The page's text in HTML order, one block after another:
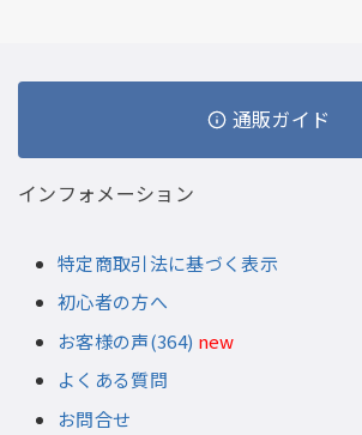
通販ガイド
インフォメーション
特定商取引法に基づく表示
初心者の方へ
お客様の声(364) new
よくある質問
お問合せ